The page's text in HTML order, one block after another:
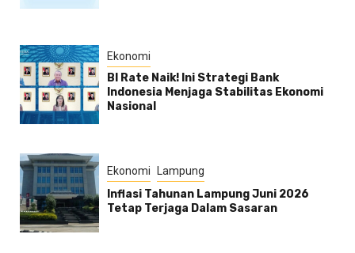
Ekonomi
BI Rate Naik! Ini Strategi Bank
Indonesia Menjaga Stabilitas Ekonomi
Nasional
Ekonomi Lampung
Inflasi Tahunan Lampung Juni 2026
Tetap Terjaga Dalam Sasaran